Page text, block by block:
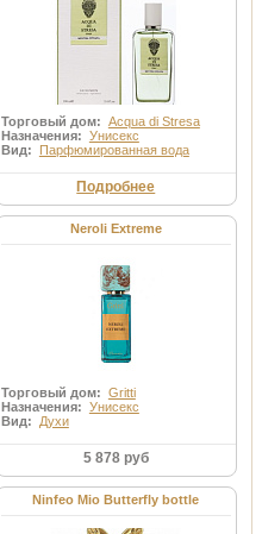
Торговый дом: Acqua di Stresa
Назначения: Унисекс
Вид: Парфюмированная вода
Подробнее
Neroli Extreme
Торговый дом: Gritti
Назначения: Унисекс
Вид: Духи
5 878 руб
Ninfeo Mio Butterfly bottle